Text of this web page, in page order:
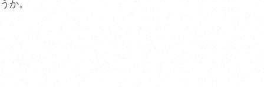
か。